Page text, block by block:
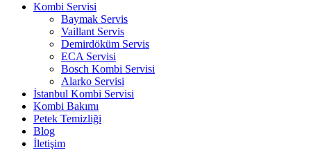
Kombi Servisi
Baymak Servis
Vaillant Servis
Demirdöküm Servis
ECA Servisi
Bosch Kombi Servisi
Alarko Servisi
İstanbul Kombi Servisi
Kombi Bakımı
Petek Temizliği
Blog
İletişim